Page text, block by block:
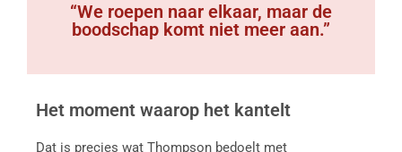
“We roepen naar elkaar, maar de
boodschap komt niet meer aan.”
Het moment waarop het kantelt
Dat is precies wat Thompson bedoelt met